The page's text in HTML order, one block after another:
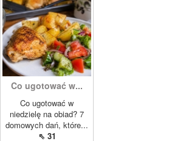
Co ugotować w...
Co ugotować w
niedzielę na obiad? 7
domowych dań, które...
⇖ 31